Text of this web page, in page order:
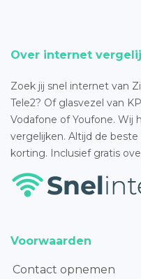
Over internet
Zoek jij snel internet van
Tele2? Of glasvezel van
Vodafone of Youfone. Wij
vergelijken. Altijd de
korting. Inclusief gratis
Voorwaarden
Contact opnemen